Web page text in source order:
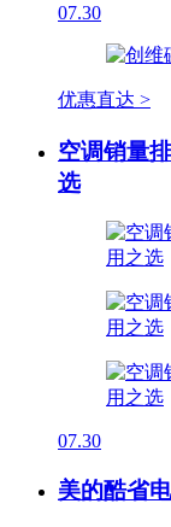
07.30
优惠直达 >
空调销量
选
07.30
美的酷省